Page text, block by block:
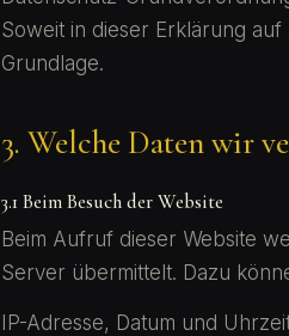
Soweit in dieser Erklärung
Grundlage.
3. Welche Daten wir
3.1 Beim Besuch der Website
Beim Aufruf dieser Website
Server übermittelt. Dazu
IP-Adresse, Datum und